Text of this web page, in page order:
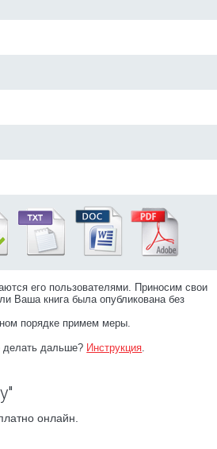
его пользователями. Приносим свои
Ваша книга была опубликована без
порядке примем меры.
делать дальше? Инструкция.
онлайн.